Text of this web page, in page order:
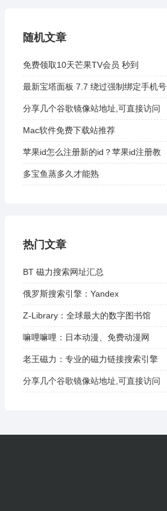
随机文章
免费领取10天芒果TV会员 秒到
最新宝塔面板 7.7 绕过强制绑定手机号
方法
分享几个谷歌镜像站地址,可直接访问
谷歌
Mac软件免费下载站推荐
苹果id怎么注册新的id？苹果id注册教
程
多宝鱼蒸多久才能熟
热门文章
BT 磁力搜索网址汇总
俄罗斯搜索引擎：Yandex
Z-Library：全球最大的数字图书馆
嘛哩嘛哩：日本动漫、免费动漫网
老王磁力：专业的磁力链接搜索引擎
分享几个谷歌镜像站地址,可直接访问